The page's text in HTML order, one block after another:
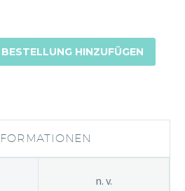
BESTELLUNG HINZUFÜGEN
n. v.